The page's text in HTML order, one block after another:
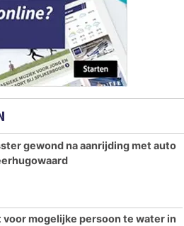
gewond na aanrijding met auto
voor mogelijke persoon te water in